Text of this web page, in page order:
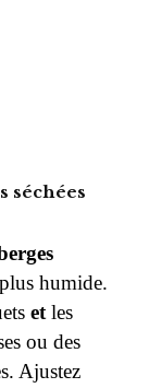
séchées
humide.
et les
ou des
Ajustez